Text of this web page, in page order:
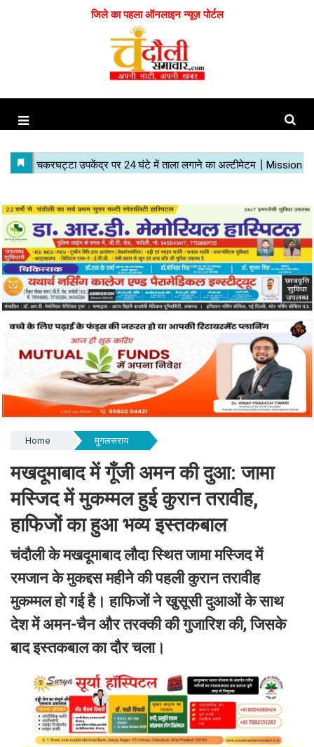
जिले का पहला ऑनलाइन न्यूज़ पोर्टल
Home मुगलसराय
मखदूमाबाद में गूँजी अमन की दुआ: जामा
मस्जिद में मुकम्मल हुई कुरान तरावीह,
हाफिजों का हुआ भव्य इस्तकबाल
चंदौली के मखदूमाबाद लौदा स्थित जामा मस्जिद में
रमजान के मुकद्दस महीने की पहली कुरान तरावीह
मुकम्मल हो गई है। हाफिजों ने खुसूसी दुआओं के साथ
देश में अमन-चैन और तरक्की की गुजारिश की, जिसके
बाद इस्तकबाल का दौर चला।